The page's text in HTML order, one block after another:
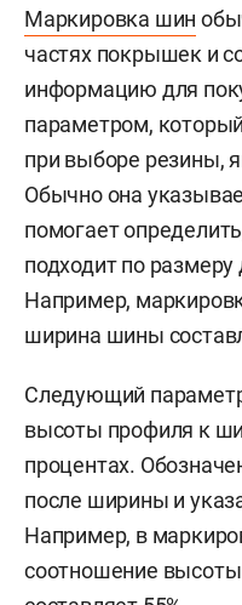
Маркировка шин
частях покрышек и
информацию для
параметром,
при выборе резины,
Обычно она
помогает
подходит по размеру
Например,
ширина шины
Следующий
высоты профиля к
процентах.
после ширины и
Например, в
соотношение